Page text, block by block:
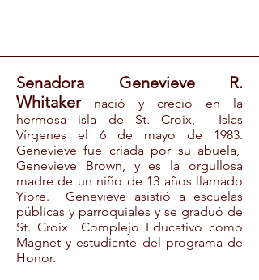
Senadora Genevieve R.
Whitaker
nació y creció en la
hermosa isla de St. Croix, Islas
Vírgenes el 6 de mayo de 1983.
Genevieve fue criada por su abuela,
Genevieve Brown, y es la orgullosa
madre de un niño de 13 años llamado
Yiore. Genevieve asistió a escuelas
públicas y parroquiales y se graduó de
St. Croix Complejo Educativo como
Magnet y estudiante del programa de
Honor.